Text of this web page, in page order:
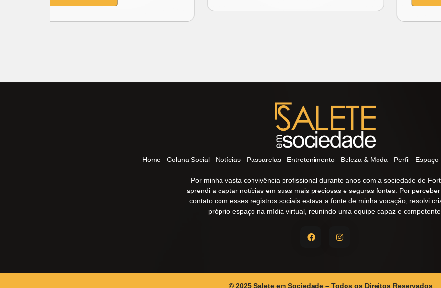
Home Coluna Social Notícias Passarelas Entretenimento Beleza & Moda Perfil Espaço
Por minha vasta convivência profissional durante anos com a sociedade de
aprendi a captar notícias em suas mais preciosas e seguras fontes. Por
contato com esses registros sociais estava a fonte de minha vocação, resolvi
próprio espaço na mídia virtual, reunindo uma equipe capaz e
© 2025 Salete em Sociedade – Todos os Direitos Reservados